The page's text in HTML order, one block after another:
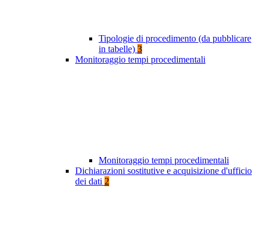
Tipologie di procedimento (da pubblicare
in tabelle) 3
Monitoraggio tempi procedimentali
Monitoraggio tempi procedimentali
Dichiarazioni sostitutive e acquisizione d'ufficio
dei dati 2